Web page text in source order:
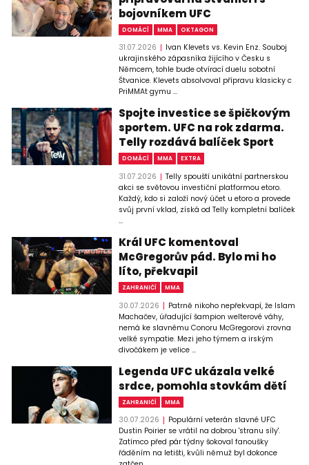
bojovníkem UFC
DOMÁCÍ MMA OKTAGON
31.07.2026
Ivan Klevets vs. Kevin Enz. Souboj
ukrajinského zápasníka žijícího v Česku s
Němcem, tohle bude otvírací duelu sobotní
Štvanice. Klevets absolvoval přípravu klasicky c
PriMMAt gymu ...
Spojte investice se špičkovým
sportem. UFC na rok zdarma.
Telly rozdává balíček Sport
DOMÁCÍ MMA EXTRA
31.07.2026
Telly spouští unikátní partnerskou
akci se světovou investiční platformou etoro.
Každý, kdo si založí nový účet u etoro a provede
svůj první vklad, získá od Telly kompletní balíček
...
Král UFC komentoval
McGregorův pád. Bylo mi ho
líto, překvapil
ZAHRANIČÍ MMA
30.07.2026
Patrně nikoho nepřekvapí, že Islam
Machačev, úřadující šampion welterové váhy,
nemá ke slavnému Conoru McGregorovi zrovna
velké sympatie. Mezi jeho týmem a irským
divočákem je velice ...
Legenda UFC ukázala velké
srdce, pomohla stovkám dětí
ZAHRANIČÍ MMA
30.07.2026
Populární veterán slavné UFC
Dustin Poirier se vrátil na dobrou 'stranu síly'.
Zatímco před pár týdny šokoval fanoušky
řáděním na letišti, kvůli němuž byl dokonce